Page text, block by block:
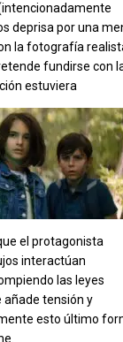
deprisa por una
la fotografía
fundirse con
estuviera
el protagonista
interactúan
las leyes
añade tensión y
esto último